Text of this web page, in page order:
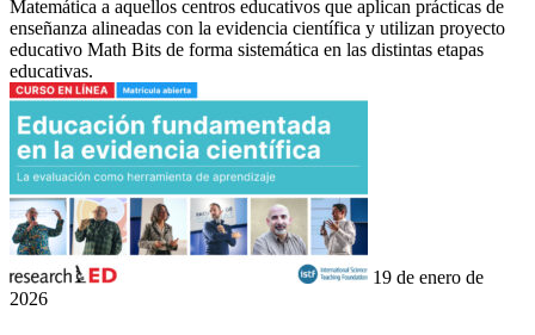
Matemática a aquellos centros educativos que aplican prácticas de
enseñanza alineadas con la evidencia científica y utilizan proyecto
educativo Math Bits de forma sistemática en las distintas etapas
educativas.
19 de enero de
2026